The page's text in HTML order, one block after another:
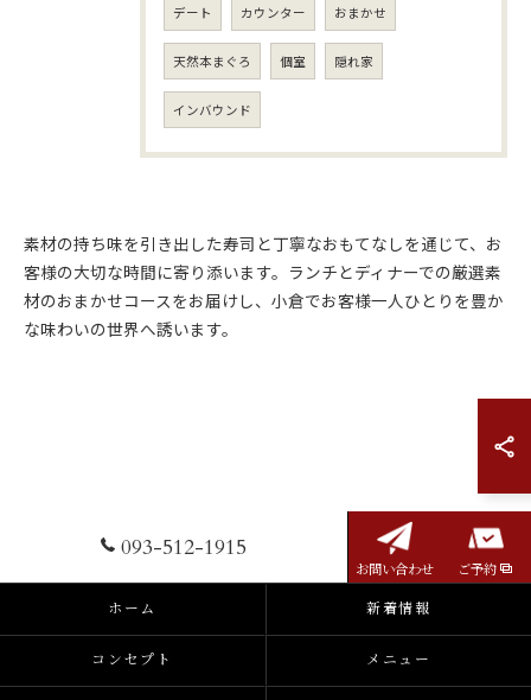
デート カウンター おまかせ
天然本まぐろ 個室 隠れ家
インバウンド
素材の持ち味を引き出した寿司と丁寧なおもてなしを通じて、お
客様の大切な時間に寄り添います。ランチとディナーでの厳選素
材のおまかせコースをお届けし、小倉でお客様一人ひとりを豊か
な味わいの世界へ誘います。
093-512-1915
お問い合わせ ご予約
ホーム 新着情報
コンセプト メニュー